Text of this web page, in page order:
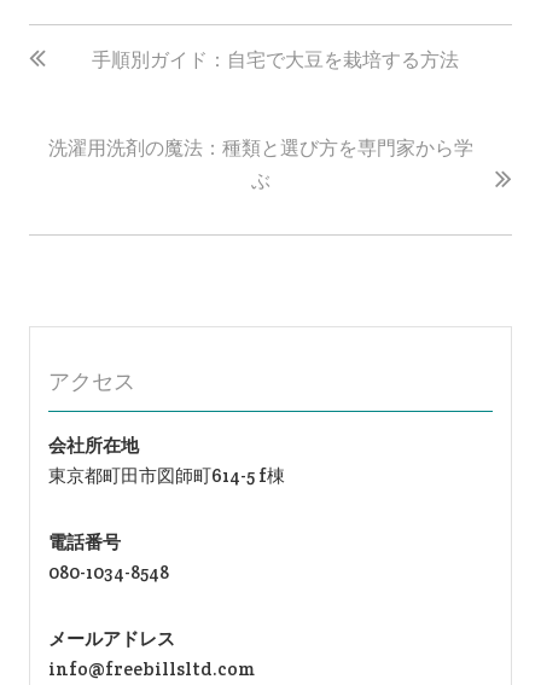
投
稿
ビ
ー
手順別ガイド：自宅で大豆を栽培する方法
洗濯用洗剤の魔法：種類と選び方を専門家から学
ぶ
アクセス
会社所在地
東京都町田市図師町614-5 f棟
電話番号
080-1034-8548
メールアドレス
info@freebillsltd.com